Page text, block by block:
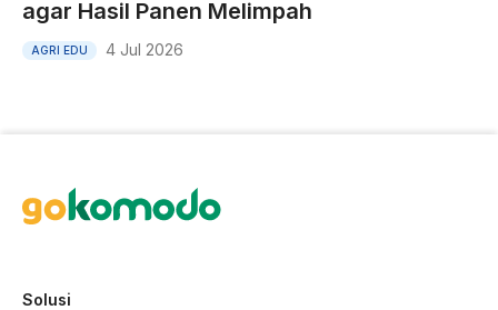
agar Hasil Panen Melimpah
AGRI EDU 4 Jul 2026
Solusi